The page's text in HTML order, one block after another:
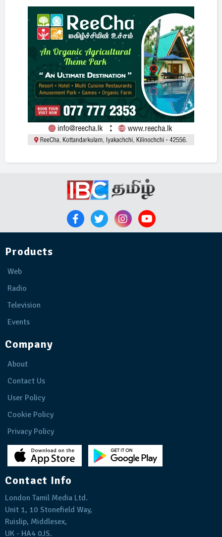
Products
Web
Radio
Television
Events
Company
About
Contact Us
User Policy
Cookie Policy
Privacy Policy
Contact Info
London Tamil Media Ltd.
Unit 1, 10 Stonefield Way,
Ruislip, Middlesex,
UK - HA4 0JS.